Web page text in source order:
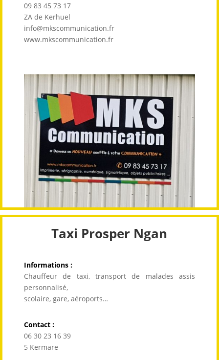
09 83 45 73 17
ZA de Kerhuel
info@mkscommunication.fr
www.mkscommunication.fr
Taxi Prosper Ngan
Informations :
Chauffeur de taxi, transport de malades assis
personnalisé,
scolaire, gare, aéroports…
Contact :
06 30 23 16 39
5 Kermare